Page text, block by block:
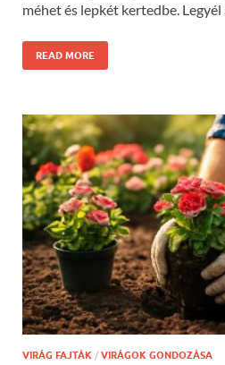
méhet és lepkét kertedbe.
READ MORE
VIRÁG FAJTÁK / VIRÁGOK GONDOZÁSA